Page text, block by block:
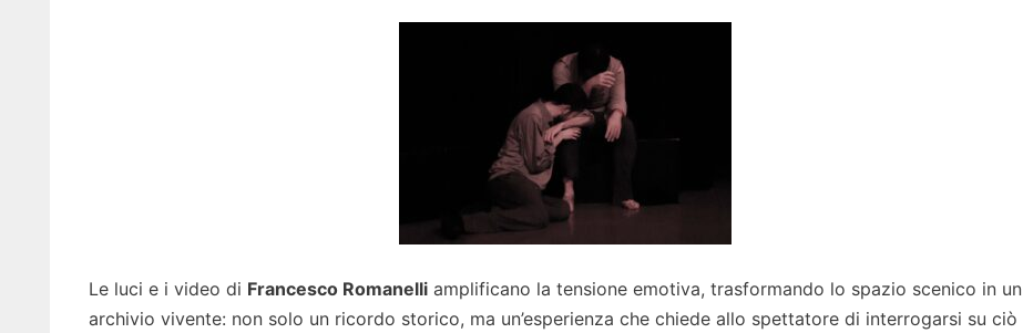
Le luci e i video di Francesco Romanelliamplificano la tensione emotiva, trasformando lo spazio scenico in un
archivio vivente: non solo un ricordo storico, ma un’esperienza che chiede allo spettatore di interrogarsi su ciò